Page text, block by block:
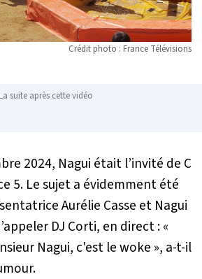
Crédit photo : France Télévisions
La suite après cette vidéo
2024, Nagui était l’invité de C
5. Le sujet a évidemment été
Aurélie Casse et Nagui
DJ Corti, en direct : «
Nagui, c'est le woke », a-t-il